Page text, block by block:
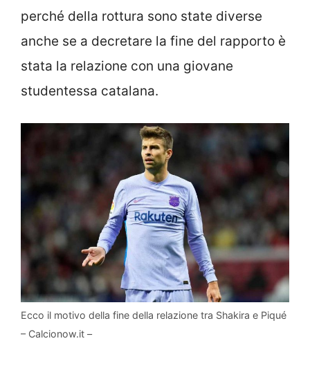
perché della rottura sono state diverse
anche se a decretare la fine del rapporto è
stata la relazione con una giovane
studentessa catalana.
Ecco il motivo della fine della relazione tra Shakira e Piqué
– Calcionow.it –